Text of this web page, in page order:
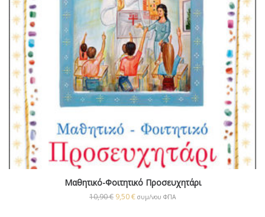
Μαθητικό-Φοιτητικό Προσευχητάρι
10,90€ 9,50€ συμ/νου ΦΠΑ